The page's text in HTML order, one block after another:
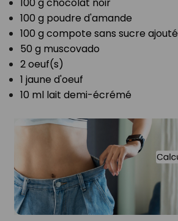
100 g poudre d'amande⁣
100 g compote sans sucre ajouté⁣
50 g muscovado⁣
2 oeuf(s)⁣
1 jaune d'oeuf⁣
10 ml lait demi-écrémé⁣